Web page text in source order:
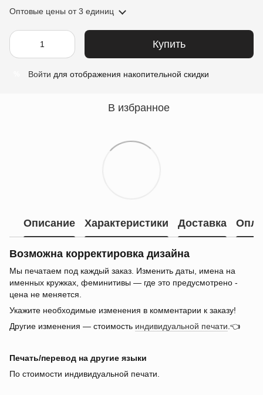
Оптовые цены от 3 единиц
Купить
Войти для отображения накопительной скидки
В избранное
Описание Характеристики Доставка
Возможна корректировка дизайна
Мы печатаем под каждый заказ. Изменить даты, имена на
именных кружках, феминитивы — где это предусмотрено -
цена не меняется.
Укажите необходимые изменения в комментарии к заказу!
Другие изменения — стоимость индивидуальной печати .👈
Печать/перевод на другие языки
По стоимости индивидуальной печати.